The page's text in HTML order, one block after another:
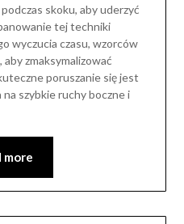
skoku, aby uderzyć
tej techniki
wyczucia czasu, wzorców
zmaksymalizować
poruszanie się jest
szybkie ruchy boczne i
more